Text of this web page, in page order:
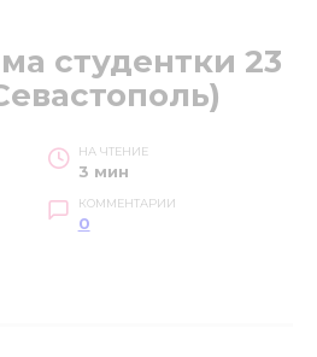
студентки 23
НА ЧТЕНИЕ
3 мин
КОММЕНТАРИИ
0